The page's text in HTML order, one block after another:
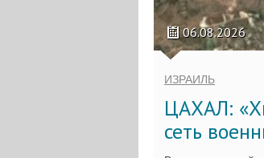
06.08.2026
ИЗРАИЛЬ
ЦАХАЛ:
сеть